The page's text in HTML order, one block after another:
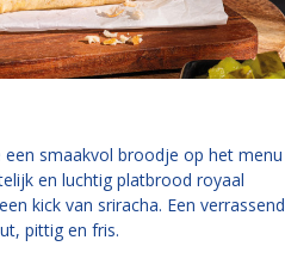
smaakvol broodje op het menu
en luchtig platbrood royaal
kick van sriracha. Een verrassend
pittig en fris.